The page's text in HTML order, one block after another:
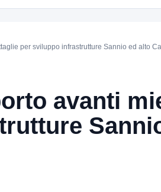
per sviluppo infrastrutture Sannio ed alto
avanti